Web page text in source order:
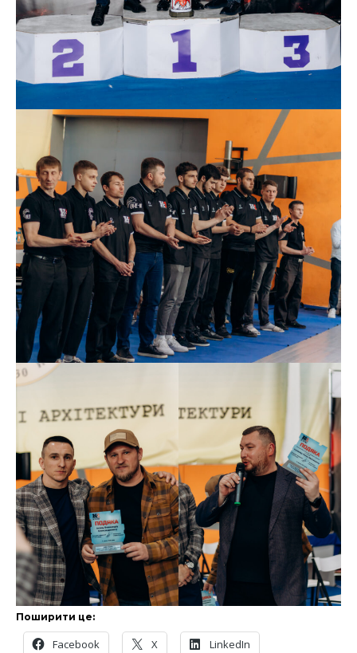
Поширити це:
Facebook X LinkedIn